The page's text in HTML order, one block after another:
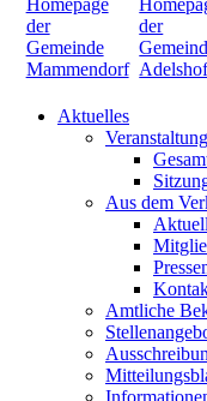
Aktuelles
Aus dem
Amtliche